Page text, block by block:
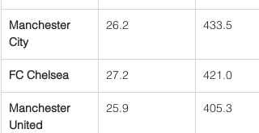
Manchester
City
26.2 433.5
FC Chelsea 27.2 421.0
Manchester
United
25.9 405.3